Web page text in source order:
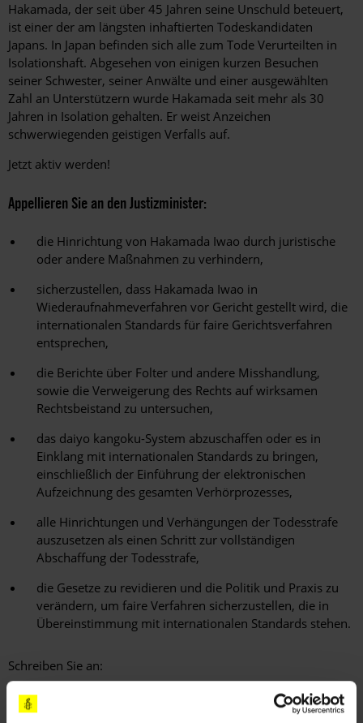
Hakamada, der seit über 45 Jahren seine Unschuld beteuert,
ist einer der am längsten inhaftierten Todeskandidaten
Japans. In Japan befinden sich alle zum Tode Verurteilten in
Isolationshaft. Abgesehen von einigen kurzen Besuchen
seiner Schwester, seiner Anwälte und einer ausgewählten
Zahl an Unterstützern wurde Hakamada seit mehr als 30
Jahren in Isolation gehalten. Er weist Anzeichen
schwerwiegenden geistigen Verfalls auf.
Jetzt aktiv werden!
Appellieren Sie an den Justizminister:
die Hinrichtung von Hakamada Iwao durch juristische
oder andere Maßnahmen zu verhindern,
sicherzustellen, dass Hakamada Iwao in
Wiederaufnahmeverfahren vor Gericht gestellt wird, die
internationalen Standards für faire Gerichtsverfahren
entsprechen,
die Berichte über Folter und andere Misshandlung,
sowie die Verweigerung des Rechts auf wirksamen
Rechtsbeistand zu untersuchen,
das daiyo kangoku-System abzuschaffen oder es in
Einklang mit internationalen Standards zu bringen,
einschließlich der Einführung der elektronischen
Aufzeichnung des gesamten Verhörprozesses,
alle Hinrichtungen und Verhängungen der Todesstrafe
auszusetzen als einen Schritt zur vollständigen
Abschaffung der Todesstrafe,
die Gesetze zu revidieren und die Politik und Praxis zu
verändern, um faire Verfahren sicherzustellen, die in
Übereinstimmung mit internationalen Standards stehen.
Schreiben Sie an:
Minister of Justice
1-1-1 Kasumigaseki